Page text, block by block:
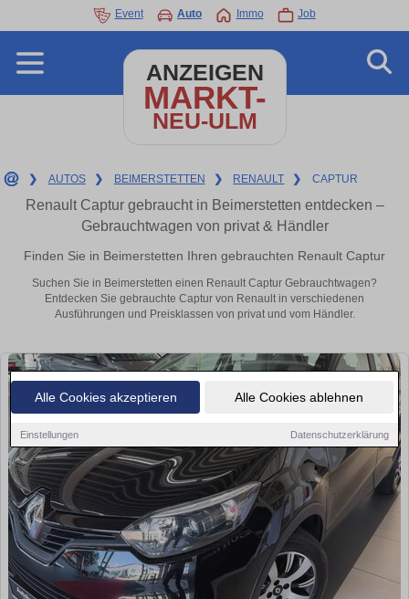
Alle Cookies akzeptieren Alle Cookies ablehnen
Einstellungen Datenschutzerklärung
Event Auto Immo Job
ANZEIGEN
MARKT-
NEU-ULM
❯ AUTOS ❯ BEIMERSTETTEN ❯ RENAULT ❯ CAPTUR
Renault Captur gebraucht in Beimerstetten entdecken –
Gebrauchtwagen von privat & Händler
Finden Sie in Beimerstetten Ihren gebrauchten Renault Captur
Suchen Sie in Beimerstetten einen Renault Captur Gebrauchtwagen?
Entdecken Sie gebrauchte Captur von Renault in verschiedenen
Ausführungen und Preisklassen von privat und vom Händler.